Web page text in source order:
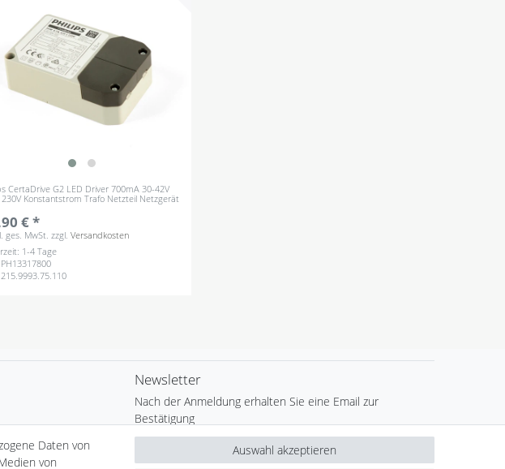
CertaDrive G2 LED Driver 700mA 30-42V
230V Konstantstrom Trafo Netzteil Netzgerät
€ *
ges. MwSt. zzgl.Versandkosten
1-4 Tage
PH13317800
215.9993.75.110
Newsletter
Nach der Anmeldung erhalten Sie eine Email zur
Bestätigung
Honig
Daten von
von
Auswahl akzeptieren